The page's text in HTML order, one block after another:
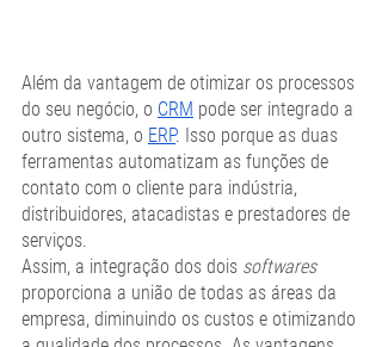
Além da vantagem de otimizar os processos
do seu negócio, o CRM pode ser integrado a
outro sistema, o ERP. Isso porque as duas
ferramentas automatizam as funções de
contato com o cliente para indústria,
distribuidores, atacadistas e prestadores de
serviços.
Assim, a integração dos dois softwares
proporciona a união de todas as áreas da
empresa, diminuindo os custos e otimizando